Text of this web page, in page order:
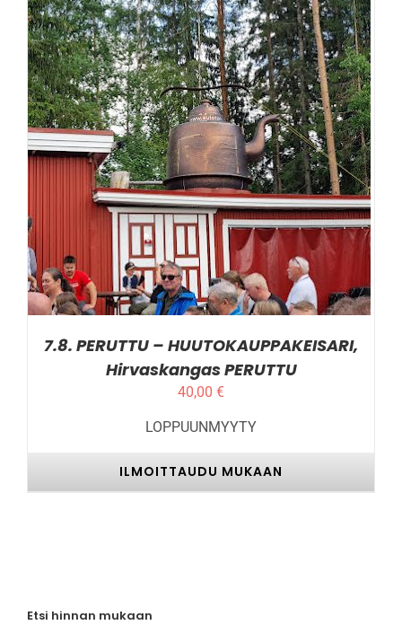
LISÄTIEDOT
7.8. PERUTTU – HUUTOKAUPPAKEISARI,
Hirvaskangas PERUTTU
40,00 €
LOPPUUNMYYTY
ILMOITTAUDU MUKAAN
Etsi hinnan mukaan